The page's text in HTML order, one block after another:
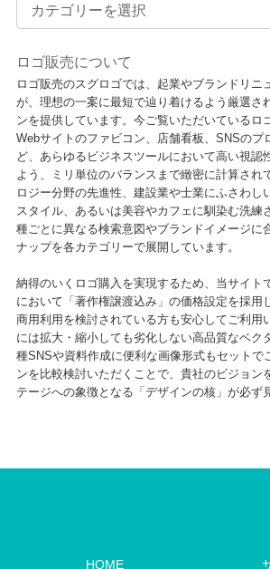
ロゴ販売について
ロゴ販売のスグロゴでは、起業やブランドリニ
が、理想の一案に最短で辿り着けるよう厳選さ
ンを提供しています。今ご覧いただいているロ
Webサイトのファビコン、店舗看板、SNSのプ
ど、あらゆるビジネスツールにおいて高い視認
よう、ミリ単位のバランスまで緻密に計算され
ロジー分野の先進性、建設業や士業にふさわし
スタイル、あるいは美容やカフェに馴染む洗練
種ごとに異なる検索意図やブランドイメージに
ナップを各カテゴリーで展開しています。
納得のいくロゴ購入を実現するため、当サイト
において「著作権譲渡込み」の価格設定を採用
商用利用を検討されている方も安心してご利用
には拡大・縮小しても劣化しない高品質なベク
種SNSや資料作成に便利な画像形式もセットで
ンを比較検討いただくことで、貴社のビジョン
テージへの象徴となる「デザインの核」が必ず
HOME